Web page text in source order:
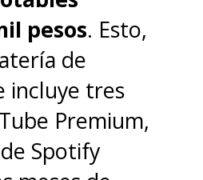
basada en
fue la última
tuvo acceso
se siente vieja
tan atrás de
Además, el
pesos. Esto,
de
incluye tres
Premium,
Spotify